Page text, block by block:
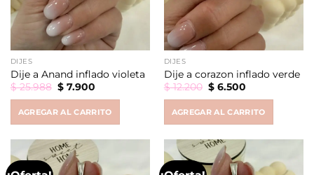
DIJES
Dije a Anand inflado violeta
$25.988 Original
price
$ 25.988.
$7.900Current
$ 7.900.
AGREGAR AL CARRITO
DIJES
Dije a corazon inflado verde
$12.200 Original
price
$ 12.200.
$6.500Current
$ 6.500.
AGREGAR AL CARRITO